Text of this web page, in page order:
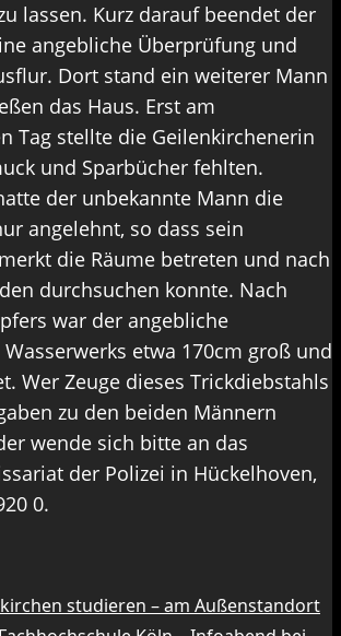
lassen. Kurz darauf beendet der
angebliche Überprüfung und
Dort stand ein weiterer Mann
das Haus. Erst am
Tag stellte die Geilenkirchenerin
und Sparbücher fehlten.
der unbekannte Mann die
angelehnt, so dass sein
die Räume betreten und nach
durchsuchen konnte. Nach
war der angebliche
etwa 170cm groß und
Wer Zeuge dieses Trickdiebstahls
zu den beiden Männern
wende sich bitte an das
der Polizei in Hückelhoven,
0.
studieren – am Außenstandort